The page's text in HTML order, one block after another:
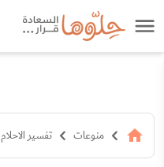
منوعات تفسير الاحلام